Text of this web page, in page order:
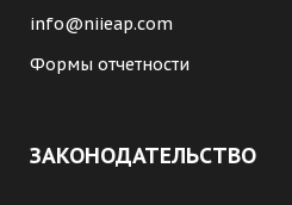
info@niieap.com
Формы отчетности
ЗАКОНОДАТЕЛЬСТВО